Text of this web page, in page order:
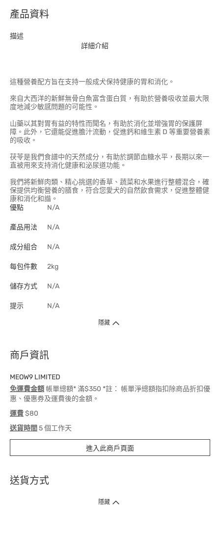
產品資料
描述
詳細介紹
這種營養配方旨在支持一般成犬保持健康的胃和消化。
來自大西洋的新鮮無骨白魚富含蛋白質，有助於營養吸收並最大限
度地減少敏感問題的可能性。
山藥以其對胃有益的特性而聞名，有助於消化並增強胃的保護屏
障。此外，它還能促進膽汁流動，促進鈣和維生素 D 等重要營養素
的吸收。
茯苓是我們食譜中的天然成分，有助於調節血糖水平，長期以來一
直被用來支持消化健康和泌尿道功能。
我們將新鮮肉類、精心挑選的香草、蔬菜和水果進行整體混合，確
保提供均衡營養的膳食，符合您愛犬的自然飲食需求，促進整體健
康和消化和諧。
優點
N/A
產品用法 N/A
成分組合 N/A
每包件數 2kg
儲存方式 N/A
提示 N/A
隱藏
商戶資訊
MEOW9 LIMITED
免運費金額 帳單總額* 滿$350 *註： 帳單淨總額指扣除商品折扣優
惠、優惠券及運費後的金額。
運費$80
送貨時間 5 個工作天
進入此商戶頁面
送貨方式
1. 送貨到府（受衛生署條例規管產品除外 ）
隱藏